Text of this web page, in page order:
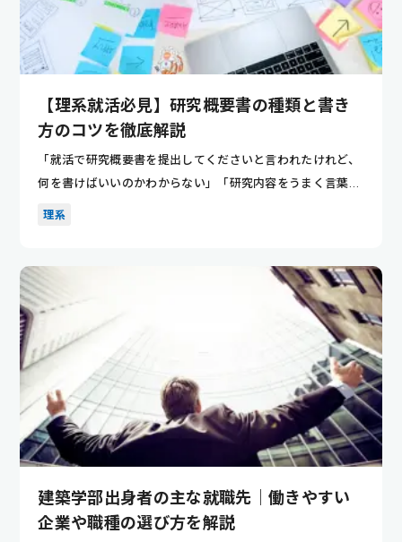
【理系就活必見】研究概要書の種類と書き
方のコツを徹底解説
「就活で研究概要書を提出してくださいと言われたけれど、
何を書けばいいのかわからない」「研究内容をうまく言葉で
理系
建築学部出身者の主な就職先｜働きやすい
企業や職種の選び方を解説